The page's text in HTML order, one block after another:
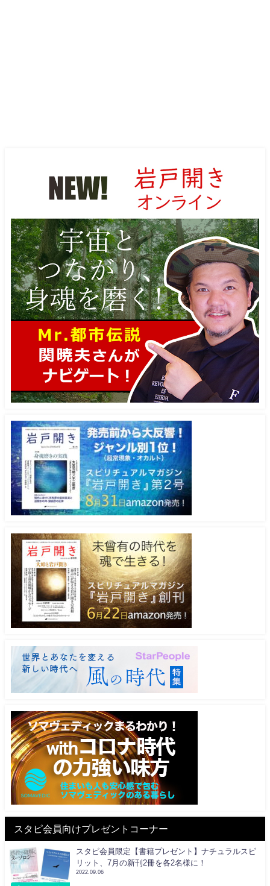
スタピ会員向けプレゼントコーナー
スタピ会員限定【書籍プレゼント】ナチュラルスピ
リット、7月の新刊2冊を各2名様に！
2022.09.06